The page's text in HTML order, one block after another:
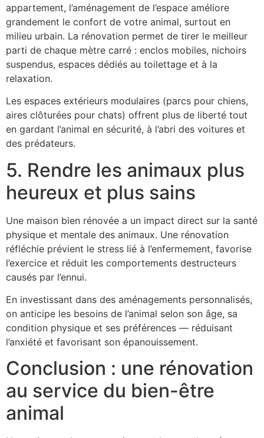
appartement, l’aménagement de l’espace améliore
grandement le confort de votre animal, surtout en
milieu urbain. La rénovation permet de tirer le meilleur
parti de chaque mètre carré : enclos mobiles, nichoirs
suspendus, espaces dédiés au toilettage et à la
relaxation.
Les espaces extérieurs modulaires (parcs pour chiens,
aires clôturées pour chats) offrent plus de liberté tout
en gardant l’animal en sécurité, à l’abri des voitures et
des prédateurs.
5. Rendre les animaux plus
heureux et plus sains
Une maison bien rénovée a un impact direct sur la santé
physique et mentale des animaux. Une rénovation
réfléchie prévient le stress lié à l’enfermement, favorise
l’exercice et réduit les comportements destructeurs
causés par l’ennui.
En investissant dans des aménagements personnalisés,
on anticipe les besoins de l’animal selon son âge, sa
condition physique et ses préférences — réduisant
l’anxiété et favorisant son épanouissement.
Conclusion : une rénovation
au service du bien-être
animal